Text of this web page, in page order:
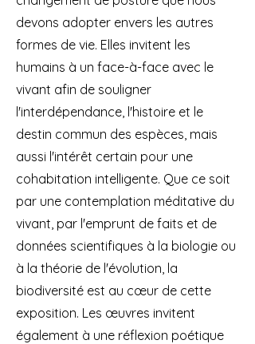
devons adopter envers les autres
formes de vie. Elles invitent les
humains à un face-à-face avec le
vivant afin de souligner
l'interdépendance, l'histoire et le
destin commun des espèces, mais
aussi l'intérêt certain pour une
cohabitation intelligente. Que ce soit
par une contemplation méditative du
vivant, par l'emprunt de faits et de
données scientifiques à la biologie ou
à la théorie de l'évolution, la
biodiversité est au cœur de cette
exposition. Les œuvres invitent
également à une réflexion poétique